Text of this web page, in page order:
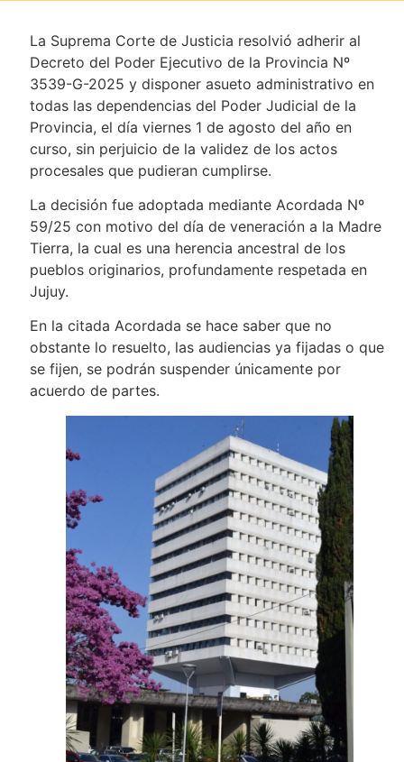
La Suprema Corte de Justicia resolvió adherir al
Decreto del Poder Ejecutivo de la Provincia Nº
3539-G-2025 y disponer asueto administrativo en
todas las dependencias del Poder Judicial de la
Provincia, el día viernes 1 de agosto del año en
curso, sin perjuicio de la validez de los actos
procesales que pudieran cumplirse.
La decisión fue adoptada mediante Acordada Nº
59/25 con motivo del día de veneración a la Madre
Tierra, la cual es una herencia ancestral de los
pueblos originarios, profundamente respetada en
Jujuy.
En la citada Acordada se hace saber que no
obstante lo resuelto, las audiencias ya fijadas o que
se fijen, se podrán suspender únicamente por
acuerdo de partes.